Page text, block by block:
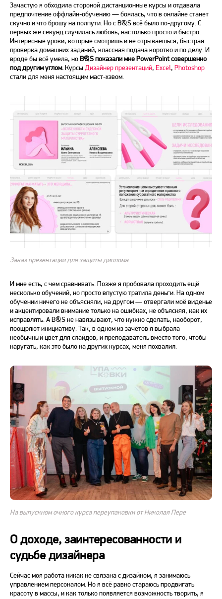
Зачастую я обходила стороной дистанционные курсы и отдавала
предпочтение оффлайн-обучению — боялась, что в онлайне станет
скучно и что брошу на полпути. Но с B&S всё было по-другому. С
первых же секунд случилась любовь, настолько просто и быстро.
Интересные уроки, которые смотришь и не отрываешься, быстрая
проверка домашних заданий, классная подача коротко и по делу. И
вроде бы всё умела, но B&S показали мне PowerPoint совершенно
под другим углом.Курсы Дизайнер презентаций, Excel, Photoshop
стали для меня настоящим маст-хэвом.
Заказ презентации для защиты диплома
И мне есть, с чем сравнивать. Позже я пробовала проходить ещё
несколько обучений, но просто впустую тратила деньги. На одном
обучении ничего не объясняли, на другом — отвергали моё виденье
и акцентировали внимание только на ошибках, не объясняя, как их
исправлять. А B&S не навязывают, что нужно сделать, наоборот,
поощряют инициативу. Так, в одном из зачётов я выбрала
необычный цвет для слайдов, и преподаватель вместо того, чтобы
наругать, как это было на других курсах, меня похвалил.
На выпускном очного курса переупаковки от Николая Пере
О доходе, заинтересованности и
судьбе дизайнера
Сейчас моя работа никак не связана с дизайном, я занимаюсь
управлением персоналом. Но я всё равно стараюсь продвигать
красоту в массы, и как только появляется возможность творить, я